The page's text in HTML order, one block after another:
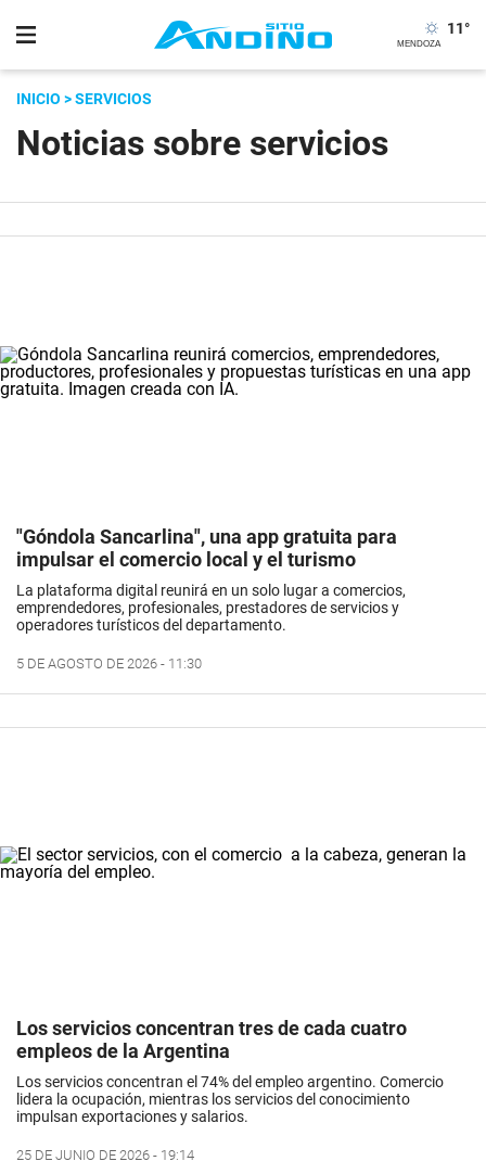
11°
INICIO > SERVICIOS
Noticias sobre servicios
"Góndola Sancarlina", una app gratuita para
impulsar el comercio local y el turismo
La plataforma digital reunirá en un solo lugar a comercios,
emprendedores, profesionales, prestadores de servicios y
operadores turísticos del departamento.
5 DE AGOSTO DE 2026 - 11:30
Los servicios concentran tres de cada cuatro
empleos de la Argentina
Los servicios concentran el 74% del empleo argentino. Comercio
lidera la ocupación, mientras los servicios del conocimiento
impulsan exportaciones y salarios.
25 DE JUNIO DE 2026 - 19:14